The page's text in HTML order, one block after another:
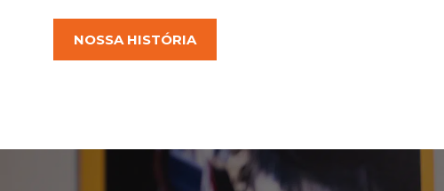
NOSSA HISTÓRIA